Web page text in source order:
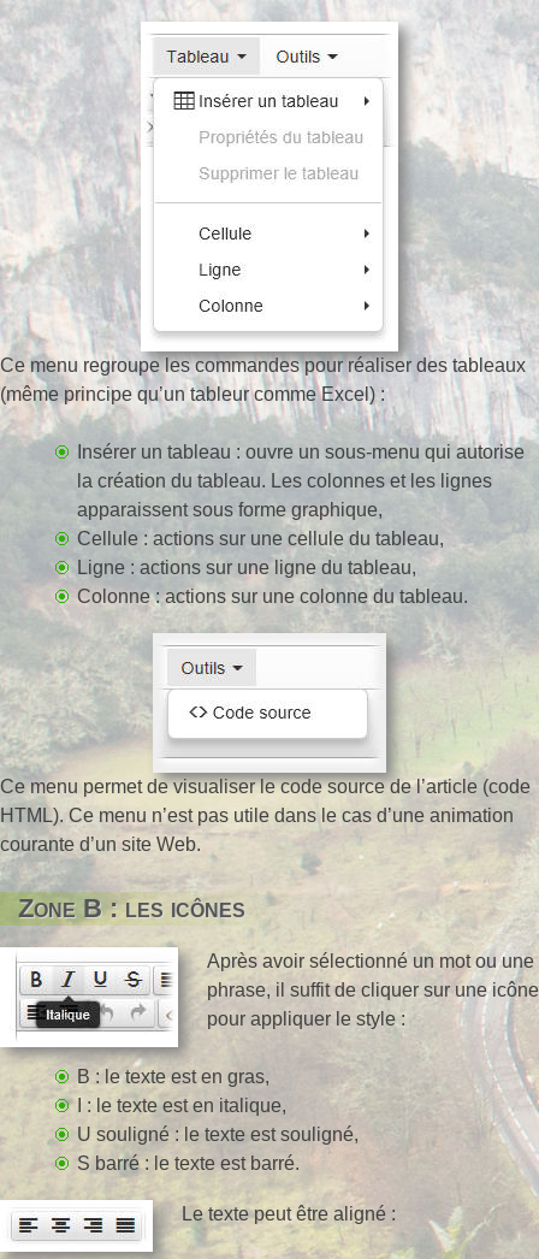
Ce menu regroupe les commandes pour réaliser des tableaux
(même principe qu’un tableur comme Excel) :
Insérer un tableau : ouvre un sous-menu qui autorise
la création du tableau. Les colonnes et les lignes
apparaissent sous forme graphique,
Cellule : actions sur une cellule du tableau,
Ligne : actions sur une ligne du tableau,
Colonne : actions sur une colonne du tableau.
Ce menu permet de visualiser le code source de l’article (code
HTML). Ce menu n’est pas utile dans le cas d’une animation
courante d’un site Web.
Zone B : les icônes
Après avoir sélectionné un mot ou une
phrase, il suffit de cliquer sur une icône
pour appliquer le style :
B : le texte est en gras,
I : le texte est en italique,
U souligné : le texte est souligné,
S barré : le texte est barré.
Le texte peut être aligné :